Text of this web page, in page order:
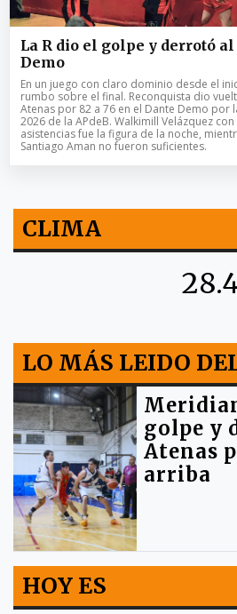
La R dio el golpe y derrotó
Demo
En un juego con claro dominio desde el
rumbo sobre el final. Reconquista dio
Atenas por 82 a 76 en el Dante Demo por
2026 de la APdeB. Walkimill Velázquez
asistencias fue la figura de la noche,
Santiago Aman no fueron suficientes.
CLIMA
LO MÁS LEIDO
golpe y
Atenas
arriba
HOY ES